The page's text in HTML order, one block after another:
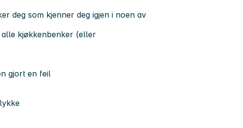
deg som kjenner deg igjen i noen av
kjøkkenbenker (eller
gjort en feil